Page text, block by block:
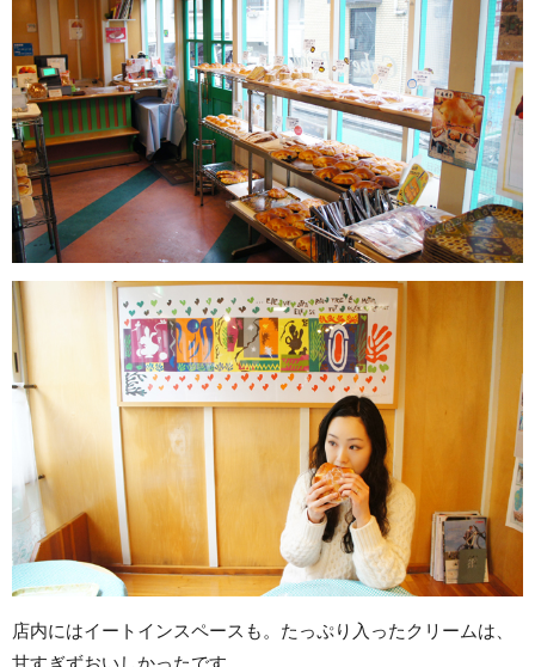
店内にはイートインスペースも。たっぷり入ったクリームは、
甘すぎずおいしかったです。